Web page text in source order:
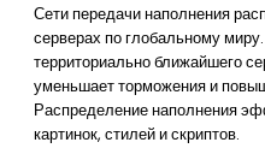
Сети передачи наполнения
серверах по глобальному
территориально ближайшего
уменьшает торможения и
Распределение наполнения
картинок, стилей и скриптов.